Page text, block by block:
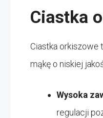
Ciastka
Ciastka orkiszowe
mąkę o niskiej
Wysoka
regulacji